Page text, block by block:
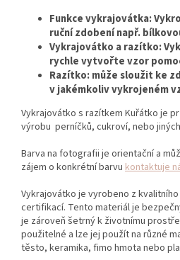
Funkce vykrajovátka:
ruční zdobení např.
Vykrajovátko a razítko:
rychle vytvořte vzor
Razítko: může sloužit ke
v jakémkoliv vykrojeném
Vykrajovátko s razítkem Kuřátko je
výrobu perníčků, cukroví, nebo
Barva na fotografii je orientační a
zájem o konkrétní barvu kontaktuje
Vykrajovátko je vyrobeno z kvalitního
certifikací. Tento materiál je
je zároveň šetrný k životnímu
použitelné a lze jej použít na různé
těsto, keramika, fimo hmota nebo